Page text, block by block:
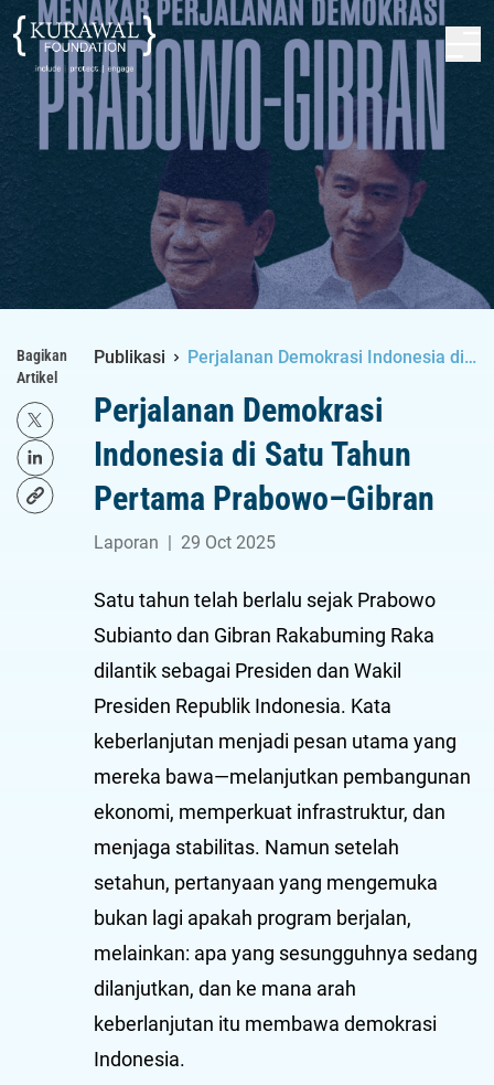
Bagikan
Artikel
Publikasi
Perjalanan Demokrasi Indonesia di
Gibran
Perjalanan Demokrasi
Indonesia di Satu Tahun
Pertama Prabowo–Gibran
Laporan | 29 Oct 2025
Satu tahun telah berlalu sejak Prabowo
Subianto dan Gibran Rakabuming Raka
dilantik sebagai Presiden dan Wakil
Presiden Republik Indonesia. Kata
keberlanjutan menjadi pesan utama yang
mereka bawa—melanjutkan pembangunan
ekonomi, memperkuat infrastruktur, dan
menjaga stabilitas. Namun setelah
setahun, pertanyaan yang mengemuka
bukan lagi apakah program berjalan,
melainkan: apa yang sesungguhnya sedang
dilanjutkan, dan ke mana arah
keberlanjutan itu membawa demokrasi
Indonesia.